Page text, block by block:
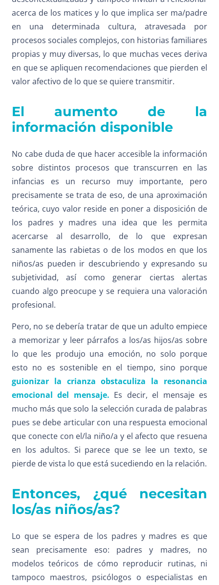
acerca de los matices y lo que implica ser ma/padre
en una determinada cultura, atravesada por
procesos sociales complejos, con historias familiares
propias y muy diversas, lo que muchas veces deriva
en que se apliquen recomendaciones que pierden el
valor afectivo de lo que se quiere transmitir.
El aumento de la
información disponible
No cabe duda de que hacer accesible la información
sobre distintos procesos que transcurren en las
infancias es un recurso muy importante, pero
precisamente se trata de eso, de una aproximación
teórica, cuyo valor reside en poner a disposición de
los padres y madres una idea que les permita
acercarse al desarrollo, de lo que expresan
sanamente las rabietas o de los modos en que los
niños/as pueden ir descubriendo y expresando su
subjetividad, así como generar ciertas alertas
cuando algo preocupe y se requiera una valoración
profesional.
Pero, no se debería tratar de que un adulto empiece
a memorizar y leer párrafos a los/as hijos/as sobre
lo que les produjo una emoción, no solo porque
esto no es sostenible en el tiempo, sino porque
guionizar la crianza obstaculiza la resonancia
emocional del mensaje. Es decir, el mensaje es
mucho más que solo la selección curada de palabras
pues se debe articular con una respuesta emocional
que conecte con el/la niño/a y el afecto que resuena
en los adultos. Si parece que se lee un texto, se
pierde de vista lo que está sucediendo en la relación.
Entonces, ¿qué necesitan
los/as niños/as?
Lo que se espera de los padres y madres es que
sean precisamente eso: padres y madres, no
modelos teóricos de cómo reproducir rutinas, ni
tampoco maestros, psicólogos o especialistas en